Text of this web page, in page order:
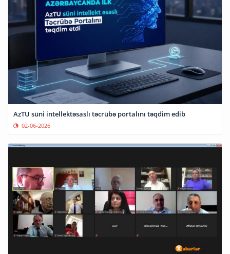
AzTU süni intellektəsaslı təcrübə portalını təqdim edib
02-06-2026